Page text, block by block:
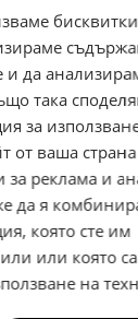
и да
така
за
от ваша
за реклама и
да я
която сте им
или която
на